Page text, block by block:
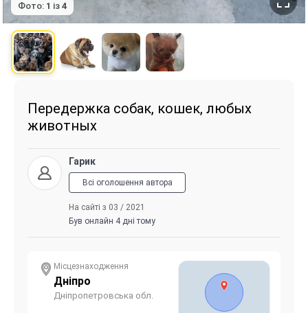
Фото: 1 із 4
Передержка собак, кошек, любых
животных
Гарик
Всі оголошення автора
На сайті з 03 / 2021
Був онлайн 4 дні тому
Місцезнаходження
Дніпро
Дніпропетровська обл.